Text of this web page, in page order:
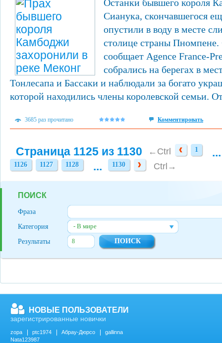
Останки бывшего короля
Сианука, скончавшегося
опустили в воду в месте
столице страны
сообщает Agence France-
собрались на берегах в
Тонлесапа и Бассаки и наблюдали за богато
которой находились члены королевской семьи.
3685 раз прочитано Комментировать
Страница 1125 из 1130 ←Ctrl 1
1 ...
1126
1126 1127
1127 1128
1128 ... 1130
1130 Ctrl→
ПОИСК
Фраза
Категория
- В мире
Результаты
НОВЫЕ ПОЛЬЗОВАТЕЛИ
зарегистрированные новички
zopa ptc1974 Абрау-Дюрсо
gallinna
Nata123987